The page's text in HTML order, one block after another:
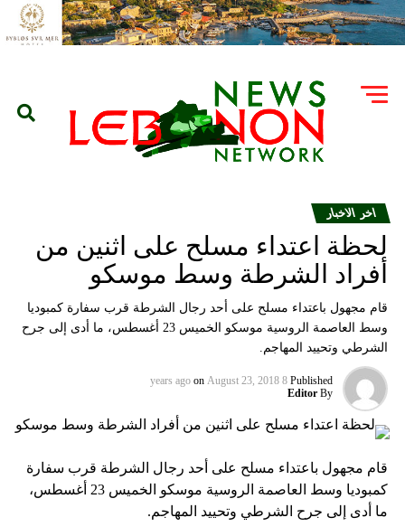
اخر الاخبار
لحظة اعتداء مسلح على اثنين من
أفراد الشرطة وسط موسكو
قام مجهول باعتداء مسلح على أحد رجال الشرطة قرب سفارة كمبوديا
وسط العاصمة الروسية موسكو الخميس 23 أغسطس، ما أدى إلى جرح
الشرطي وتحييد المهاجم.
Published
8 years ago
on August 23, 2018
By
Editor
قام مجهول باعتداء مسلح على أحد رجال الشرطة قرب سفارة
كمبوديا وسط العاصمة الروسية موسكو الخميس 23 أغسطس،
ما أدى إلى جرح الشرطي وتحييد المهاجم.